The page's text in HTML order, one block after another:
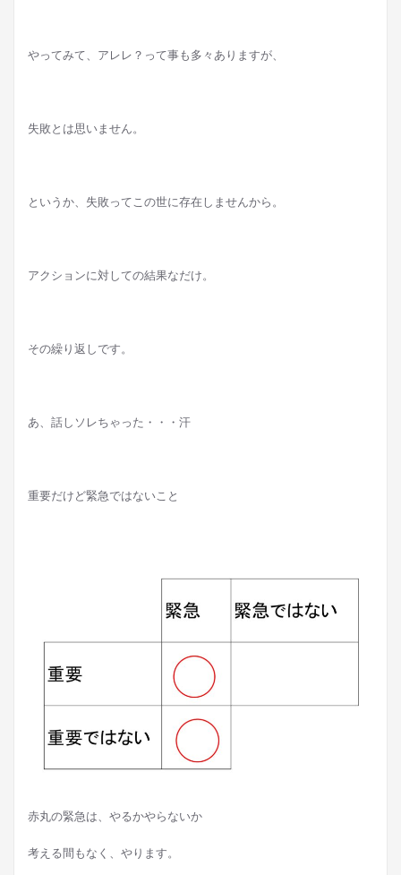
やってみて、アレレ？って事も多々ありますが、
失敗とは思いません。
というか、失敗ってこの世に存在しませんから。
アクションに対しての結果なだけ。
その繰り返しです。
あ、話しソレちゃった・・・汗
重要だけど緊急ではないこと
赤丸の緊急は、やるかやらないか
考える間もなく、やります。